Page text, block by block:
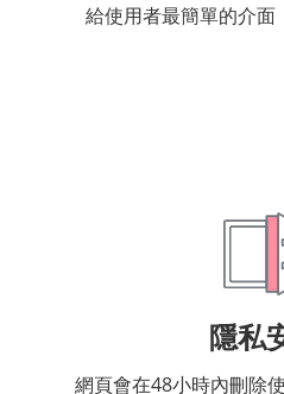
給使用者最簡單的介面
隱私
網頁會在48小時內刪除